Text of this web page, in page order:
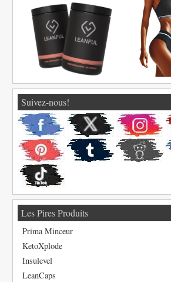
Suivez-nous!
Les Pires Produits
Prima Minceur
KetoXplode
Insulevel
LeanCaps